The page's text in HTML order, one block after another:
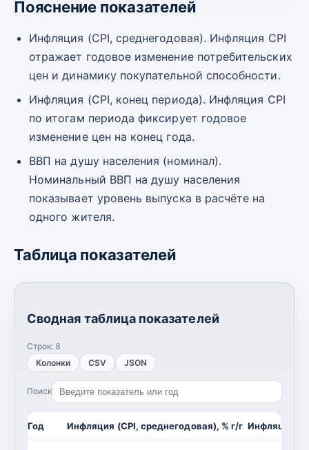
Пояснение показателей
Инфляция (CPI, среднегодовая). Инфляция CPI
отражает годовое изменение потребительских
цен и динамику покупательной способности.
Инфляция (CPI, конец периода). Инфляция CPI
по итогам периода фиксирует годовое
изменение цен на конец года.
ВВП на душу населения (номинал).
Номинальный ВВП на душу населения
показывает уровень выпуска в расчёте на
одного жителя.
Таблица показателей
Сводная таблица показателей
Строк: 8
Колонки
CSV JSON
Поиск
Год Инфляция (CPI, среднегодовая), % г/г Инфляция